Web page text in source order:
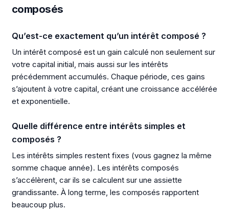
composés
Qu’est-ce exactement qu’un intérêt composé ?
Un intérêt composé est un gain calculé non seulement sur
votre capital initial, mais aussi sur les intérêts
précédemment accumulés. Chaque période, ces gains
s’ajoutent à votre capital, créant une croissance accélérée
et exponentielle.
Quelle différence entre intérêts simples et
composés ?
Les intérêts simples restent fixes (vous gagnez la même
somme chaque année). Les intérêts composés
s’accélèrent, car ils se calculent sur une assiette
grandissante. À long terme, les composés rapportent
beaucoup plus.